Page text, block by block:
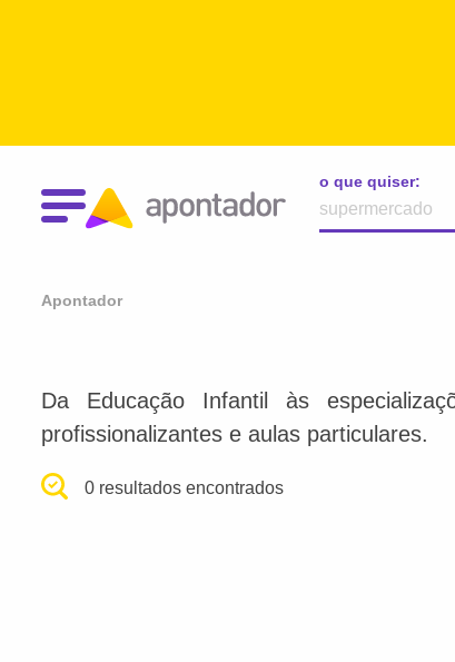
o que quiser:
Apontador
Da Educação Infantil às
profissionalizantes e aulas particulares.
0 resultados encontrados